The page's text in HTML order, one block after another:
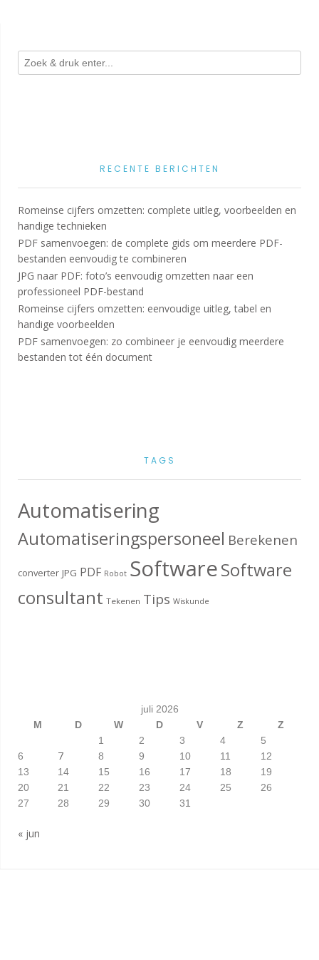
RECENTE BERICHTEN
Romeinse cijfers omzetten: complete uitleg, voorbeelden en
handige technieken
PDF samenvoegen: de complete gids om meerdere PDF-
bestanden eenvoudig te combineren
JPG naar PDF: foto’s eenvoudig omzetten naar een
professioneel PDF-bestand
Romeinse cijfers omzetten: eenvoudige uitleg, tabel en
handige voorbeelden
PDF samenvoegen: zo combineer je eenvoudig meerdere
bestanden tot één document
TAGS
Automatisering
Automatiseringspersoneel Berekenen
converter JPG PDF Robot SoftwareSoftware
consultant Tekenen Tips Wiskunde
juli 2026
M
D W D V Z
Z
1
2 3 4
5
6
7 8 9 10 11
12
13
14 15 16 17 18
19
20
21 22 23 24 25
26
27
28 29 30 31
« jun